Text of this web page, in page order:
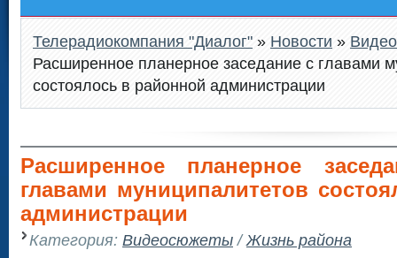
Телерадиокомпания "Диалог" » Новости »
Расширенное планерное заседание с главами
состоялось в районной администрации
Расширенное планерное
главами муниципалитетов
администрации
Категория: Видеосюжеты/Жизнь района